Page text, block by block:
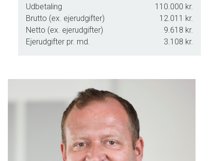
nedenfor og vi vil bestræbe os på at imødekomme dit
ønske, dog skal vi først forhøre os hos sælger samt
undersøge i vores kalender. Vi ringer til dig for at aftale
endelig tid for en fremvisning.
Udbetaling
110.000 kr.
Brutto (ex. ejerudgifter)
12.011 kr.
Netto (ex. ejerudgifter)
9.618 kr.
Ejerudgifter pr. md.
3.108 kr.